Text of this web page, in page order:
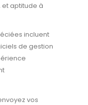
aptitude à
incluent
de gestion
vos